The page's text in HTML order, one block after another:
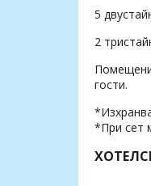
5
2
гости.
*При сет